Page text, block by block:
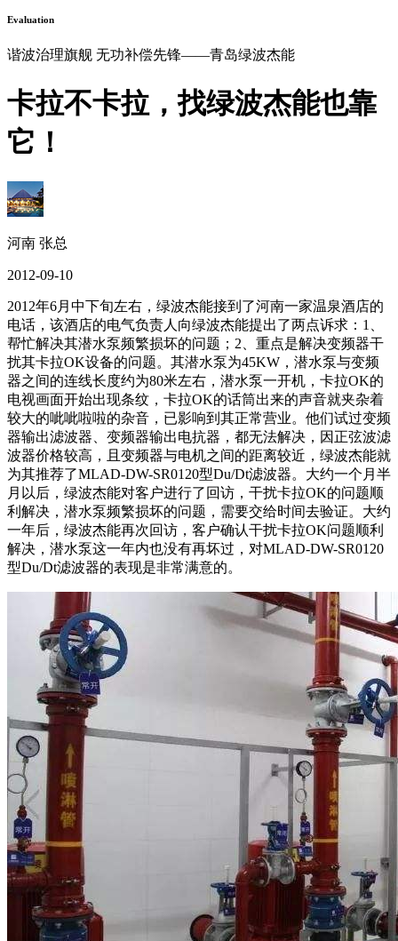
Evaluation
谐波治理旗舰 无功补偿先锋——青岛绿波杰能
卡拉不卡拉，找绿波杰能也靠
它！
河南 张总
2012-09-10
2012年6月中下旬左右，绿波杰能接到了河南一家温泉酒店的
电话，该酒店的电气负责人向绿波杰能提出了两点诉求： 1
帮忙解决其潜水泵频繁损坏的问题； 2 、重点是解决变频器干
扰其卡拉OK设备的问题。其潜水泵为45KW ，潜水泵与变频
器之间的连线长度约为80米左右，潜水泵一开机，卡拉OK的
电视画面开始出现条纹，卡拉OK的话筒出来的声音就夹杂着
较大的呲呲啦啦的杂音，已影响到其正常营业。他们试过变频
器输出滤波器、变频器输出电抗器，都无法解决，因正弦波滤
波器价格较高，且变频器与电机之间的距离较近，绿波杰能就
为其推荐了MLAD-DW-SR0120型Du/Dt滤波器。大约一个月半
月以后，绿波杰能对客户进行了回访，干扰卡拉OK的问题顺
利解决，潜水泵频繁损坏的问题，需要交给时间去验证。大约
一年后，绿波杰能再次回访，客户确认干扰卡拉OK问题顺利
解决，潜水泵这一年内也没有再坏过，对MLAD-DW-SR0120
型Du/Dt滤波器的表现是非常满意的。